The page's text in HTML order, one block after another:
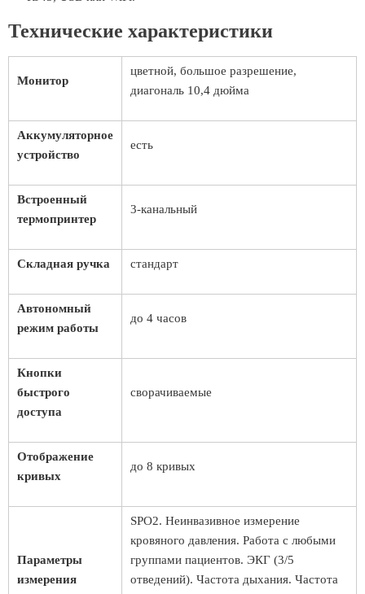
Технические характеристики
Монитор
цветной, большое разрешение,
диагональ 10,4 дюйма
Аккумуляторное
устройство
есть
Встроенный
термопринтер
3-канальный
Складная ручка стандарт
Автономный
режим работы
до 4 часов
Кнопки
быстрого
доступа
сворачиваемые
Отображение
кривых
до 8 кривых
Параметры
измерения
SPO2. Неинвазивное измерение
кровяного давления. Работа с любыми
группами пациентов. ЭКГ (3/5
отведений). Частота дыхания. Частота